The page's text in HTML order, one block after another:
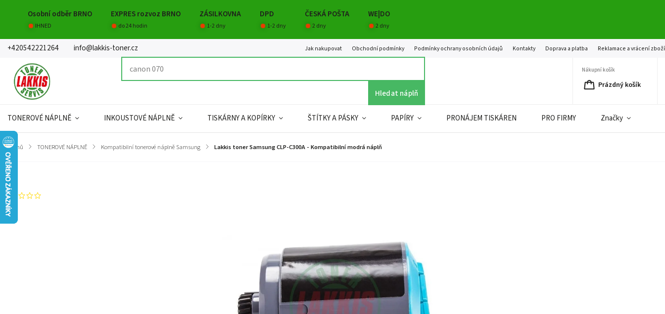
Osobní odběr BRNO EXPRES rozvoz BRNO ZÁSILKOVNA DPD ČESKÁ POŠTA WE|DO
IHNED do 24 hodin 1-2 dny 1-2 dny 2 dny 2 dny
+420542221264 info@lakkis-toner.cz Jak nakupovat Obchodní podmínky Podmínky ochrany osobních údajů Kontakty Doprava a platba Reklamace a vrácení zboží
Hledat náplň
Nákupní košík
Prázdný košík
TONEROVÉ NÁPLNĚ INKOUSTOVÉ NÁPLNĚ TISKÁRNY A KOPÍRKY ŠTÍTKY A PÁSKY PAPÍRY PRONÁJEM TISKÁREN PRO FIRMY Značky
Domů / TONEROVÉ NÁPLNĚ / Kompatibilní tonerové náplně Samsung / Lakkis toner Samsung CLP-C300A - Kompatibilní modrá náplň
Záruka
Značka: